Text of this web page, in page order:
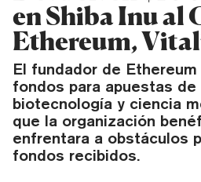
en Shiba Inu al
Ethereum,
El fundador de
fondos para apuestas
biotecnología y ciencia
que la organización
enfrentara a obstáculos
fondos recibidos.